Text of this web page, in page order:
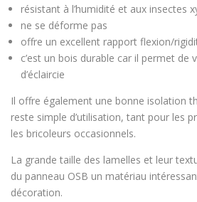
résistant à l’humidité et aux insectes
ne se déforme pas
offre un excellent rapport flexion/
c’est un bois durable car il permet de
d’éclaircie
Il offre également une bonne isolation
reste simple d’utilisation, tant pour les
les bricoleurs occasionnels.
La grande taille des lamelles et leur
du panneau OSB un matériau
décoration.